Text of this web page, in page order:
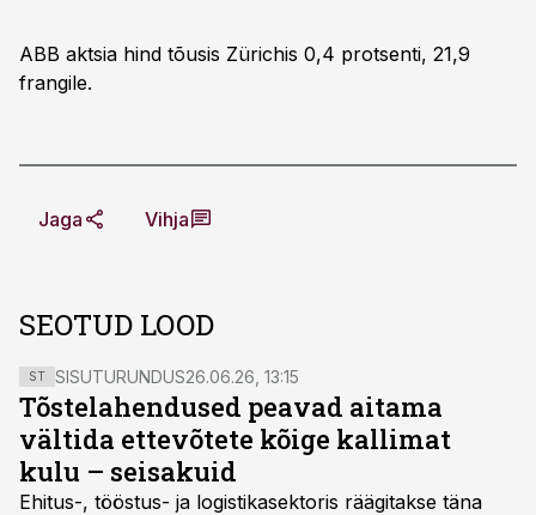
ABB aktsia hind tõusis Zürichis 0,4 protsenti, 21,9
frangile.
Jaga Vihja
SEOTUD LOOD
ST SISUTURUNDUS26.06.26, 13:15
Tõstelahendused peavad aitama
vältida ettevõtete kõige kallimat
kulu – seisakuid
Ehitus-, tööstus- ja logistikasektoris räägitakse täna